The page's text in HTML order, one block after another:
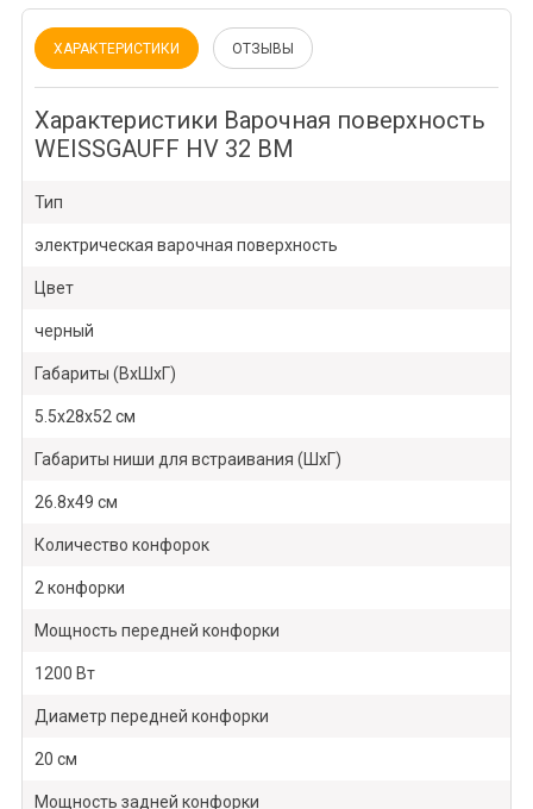
ХАРАКТЕРИСТИКИ ОТЗЫВЫ
Характеристики Варочная поверхность
WEISSGAUFF HV 32 BM
Тип
электрическая варочная поверхность
Цвет
черный
Габариты (ВхШхГ)
5.5х28х52 см
Габариты ниши для встраивания (ШхГ)
26.8х49 см
Количество конфорок
2 конфорки
Мощность передней конфорки
1200 Вт
Диаметр передней конфорки
20 см
Мощность задней конфорки